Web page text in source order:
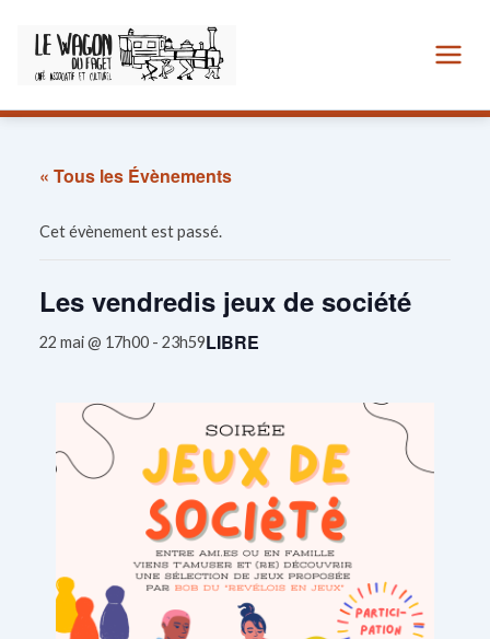
contenu
« Tous les Évènements
Cet évènement est passé.
Les vendredis jeux de société
22 mai @ 17h00 - 23h59LIBRE